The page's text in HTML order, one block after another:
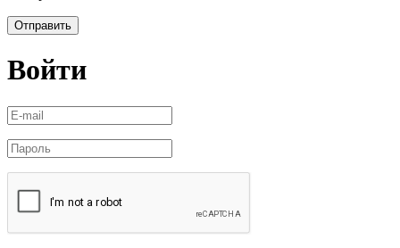
Отправить
Войти